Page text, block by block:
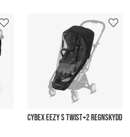
CYBEX EEZY S TWIST+2 REGNSKYDD